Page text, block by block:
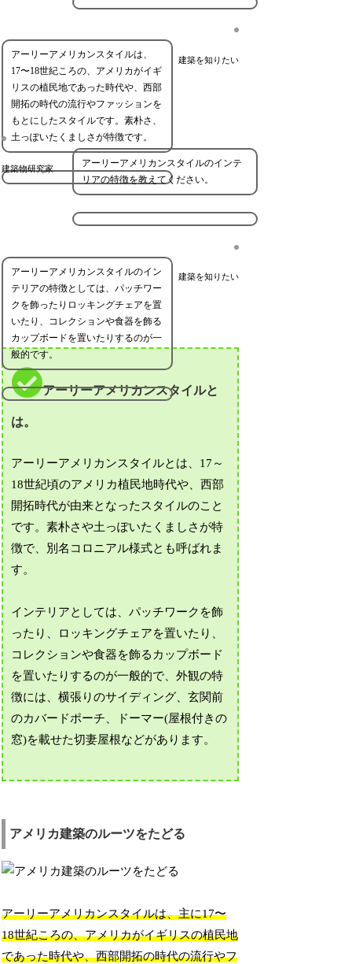
建築を知りたい
アーリーアメリカンスタイルは、
17〜18世紀ころの、アメリカがイギ
リスの植民地であった時代や、西部
開拓の時代の流行やファッションを
もとにしたスタイルです。素朴さ、
土っぽいたくましさが特徴です。
建築物研究家
アーリーアメリカンスタイルのインテ
リアの特徴を教えてください。
建築を知りたい
アーリーアメリカンスタイルのイン
テリアの特徴としては、パッチワー
クを飾ったりロッキングチェアを置
いたり、コレクションや食器を飾る
カップボードを置いたりするのが一
般的です。
アーリーアメリカンスタイルと
は。
アーリーアメリカンスタイルとは、17～
18世紀頃のアメリカ植民地時代や、西部
開拓時代が由来となったスタイルのこと
です。素朴さや土っぽいたくましさが特
徴で、別名コロニアル様式とも呼ばれま
す。
インテリアとしては、パッチワークを飾
ったり、ロッキングチェアを置いたり、
コレクションや食器を飾るカップボード
を置いたりするのが一般的で、外観の特
徴には、横張りのサイディング、玄関前
のカバードポーチ、ドーマー(屋根付きの
窓)を載せた切妻屋根などがあります。
アメリカ建築のルーツをたどる
アーリーアメリカンスタイルは、主に17〜
18世紀ころの、アメリカがイギリスの植民地
であった時代や、西部開拓の時代の流行やフ